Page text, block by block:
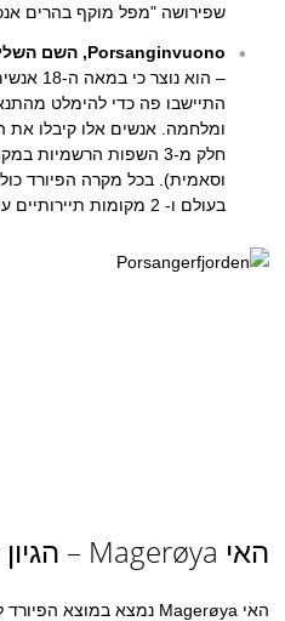
שפירושה "מפל מוקף בהרים
Porsanginvuono, השם השלישי נחשב לחדש מכולם
– הוא
התיישבו פה כדי להימלט
חלק מ-3 השפות הרשמיות
וסאמית). בכל מקרה הפיורד
בעולם ו- 2 מקומות תיירותיים עיקריים.
האי Magerøya – הגיון זה לא הצד החזק פה